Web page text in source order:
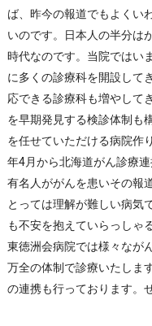
ば、昨今の報道でもよくい
いのです。日本人の半分は
時代なのです。当院ではい
に多くの診療科を開設して
応できる診療科も増やして
を早期発見する検診体制も
を任せていただける病院作
年4月から北海道がん診療
有名人ががんを患いその報
とっては理解が難しい病気
も不安を抱えていらっしゃ
東徳洲会病院では様々なが
万全の体制で診療いたしま
の連携も行っております。